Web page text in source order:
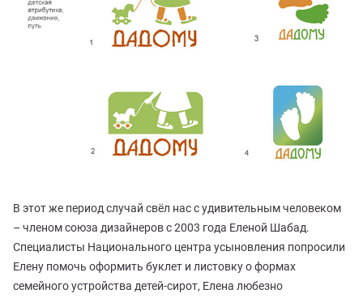
В этот же период случай свёл нас с удивительным человеком
– членом союза дизайнеров с 2003 года Еленой Шабад.
Специалисты Национального центра усыновления попросили
Елену помочь оформить буклет и листовку о формах
семейного устройства детей-сирот, Елена любезно